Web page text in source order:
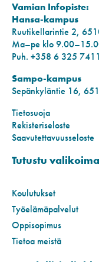
Vamian Infopiste:
Hansa-kampus
Ruutikellarintie 2,
Ma–pe klo
Puh. +358 6 325 7411
Sampo-kampus
Sepänkyläntie 16,
Tietosuoja
Rekisteriseloste
Saavutettavuusseloste
Tutustu
Koulutukset
Työelämäpalvelut
Oppisopimus
Tietoa meistä